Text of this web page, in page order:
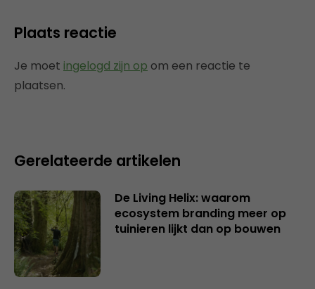
Plaats reactie
Je moet ingelogd zijn op om een reactie te
plaatsen.
Gerelateerde artikelen
De Living Helix: waarom
ecosystem branding meer op
tuinieren lijkt dan op bouwen